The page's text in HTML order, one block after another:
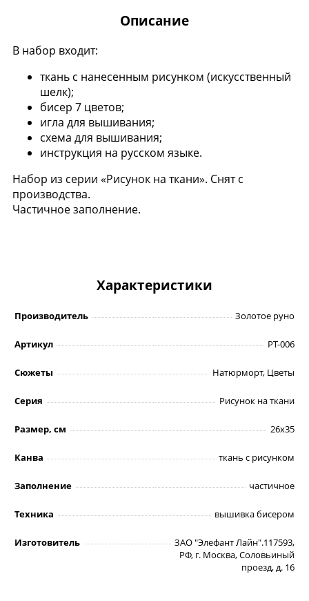
Описание
В набор входит:
ткань с нанесенным рисунком (искусственный
шелк);
бисер 7 цветов;
игла для вышивания;
схема для вышивания;
инструкция на русском языке.
Набор из серии «Рисунок на ткани». Снят с
производства.
Частичное заполнение.
Характеристики
Производитель Золотое руно
Артикул РТ-006
Сюжеты Натюрморт, Цветы
Серия Рисунок на ткани
Размер, см 26х35
Канва ткань с рисунком
Заполнение частичное
Техника вышивка бисером
Изготовитель
ЗАО "Элефант Лайн".117593,
РФ, г. Москва, Соловьиный
проезд, д. 16